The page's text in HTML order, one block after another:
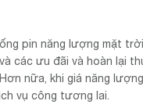
pin năng lượng mặt
các ưu đãi và hoàn
nữa, khi giá năng
vụ công tương lai.